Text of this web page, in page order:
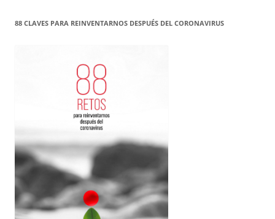
88 CLAVES PARA REINVENTARNOS DESPUÉS DEL CORONAVIRUS